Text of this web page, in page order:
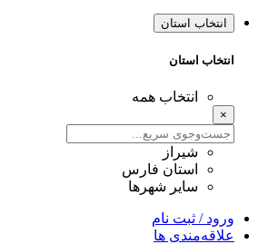
انتخاب استان
انتخاب استان
انتخاب همه
×
شیراز
استان فارس
سایر شهرها
ورود / ثبت نام
علاقه‌مندی ها